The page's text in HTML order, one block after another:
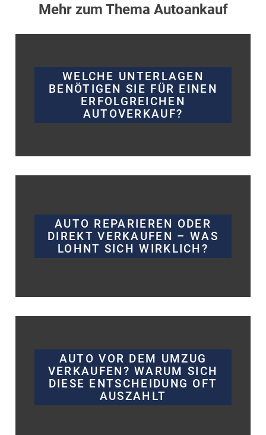
Mehr zum Thema Autoankauf
WELCHE UNTERLAGEN
BENÖTIGEN SIE FÜR EINEN
ERFOLGREICHEN
AUTOVERKAUF?
AUTO REPARIEREN ODER
DIREKT VERKAUFEN – WAS
LOHNT SICH WIRKLICH?
AUTO VOR DEM UMZUG
VERKAUFEN? WARUM SICH
DIESE ENTSCHEIDUNG OFT
AUSZAHLT